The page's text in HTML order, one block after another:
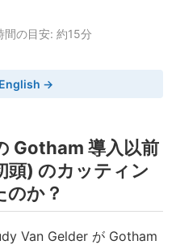
間の目安: 約15分
→
Gotham 導入以前
) のカッティン
のか？
Van Gelder が Gotham